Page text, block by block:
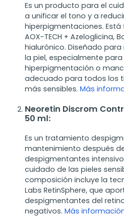
Es un producto para el
a unificar el tono y a
hiperpigmentaciones.
AOX-TECH + Azeloglicina,
hialurónico. Diseñado
la piel, especialmente
hiperpigmentación o
adecuado para todos los
más sensibles. Más
Neoretin Discrom
50 ml:
Es un tratamiento
mantenimiento después
despigmentantes
cuidado de las pieles
composición incluye la
Labs RetinSphere, que
despigmentantes del
negativos. Más